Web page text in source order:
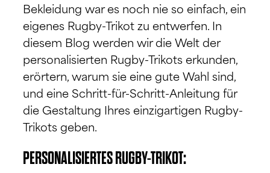
Bekleidung war es noch nie so einfach, ein
eigenes Rugby-Trikot zu entwerfen. In
diesem Blog werden wir die Welt der
personalisierten Rugby-Trikots erkunden,
erörtern, warum sie eine gute Wahl sind,
und eine Schritt-für-Schritt-Anleitung für
die Gestaltung Ihres einzigartigen Rugby-
Trikots geben.
PERSONALISIERTES RUGBY-TRIKOT: